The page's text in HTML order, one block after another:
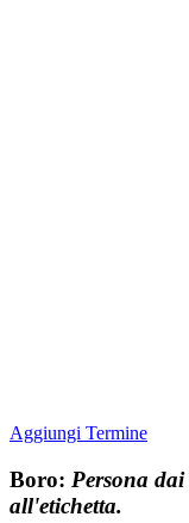
Aggiungi Termine
Boro: Persona
all'etichetta.